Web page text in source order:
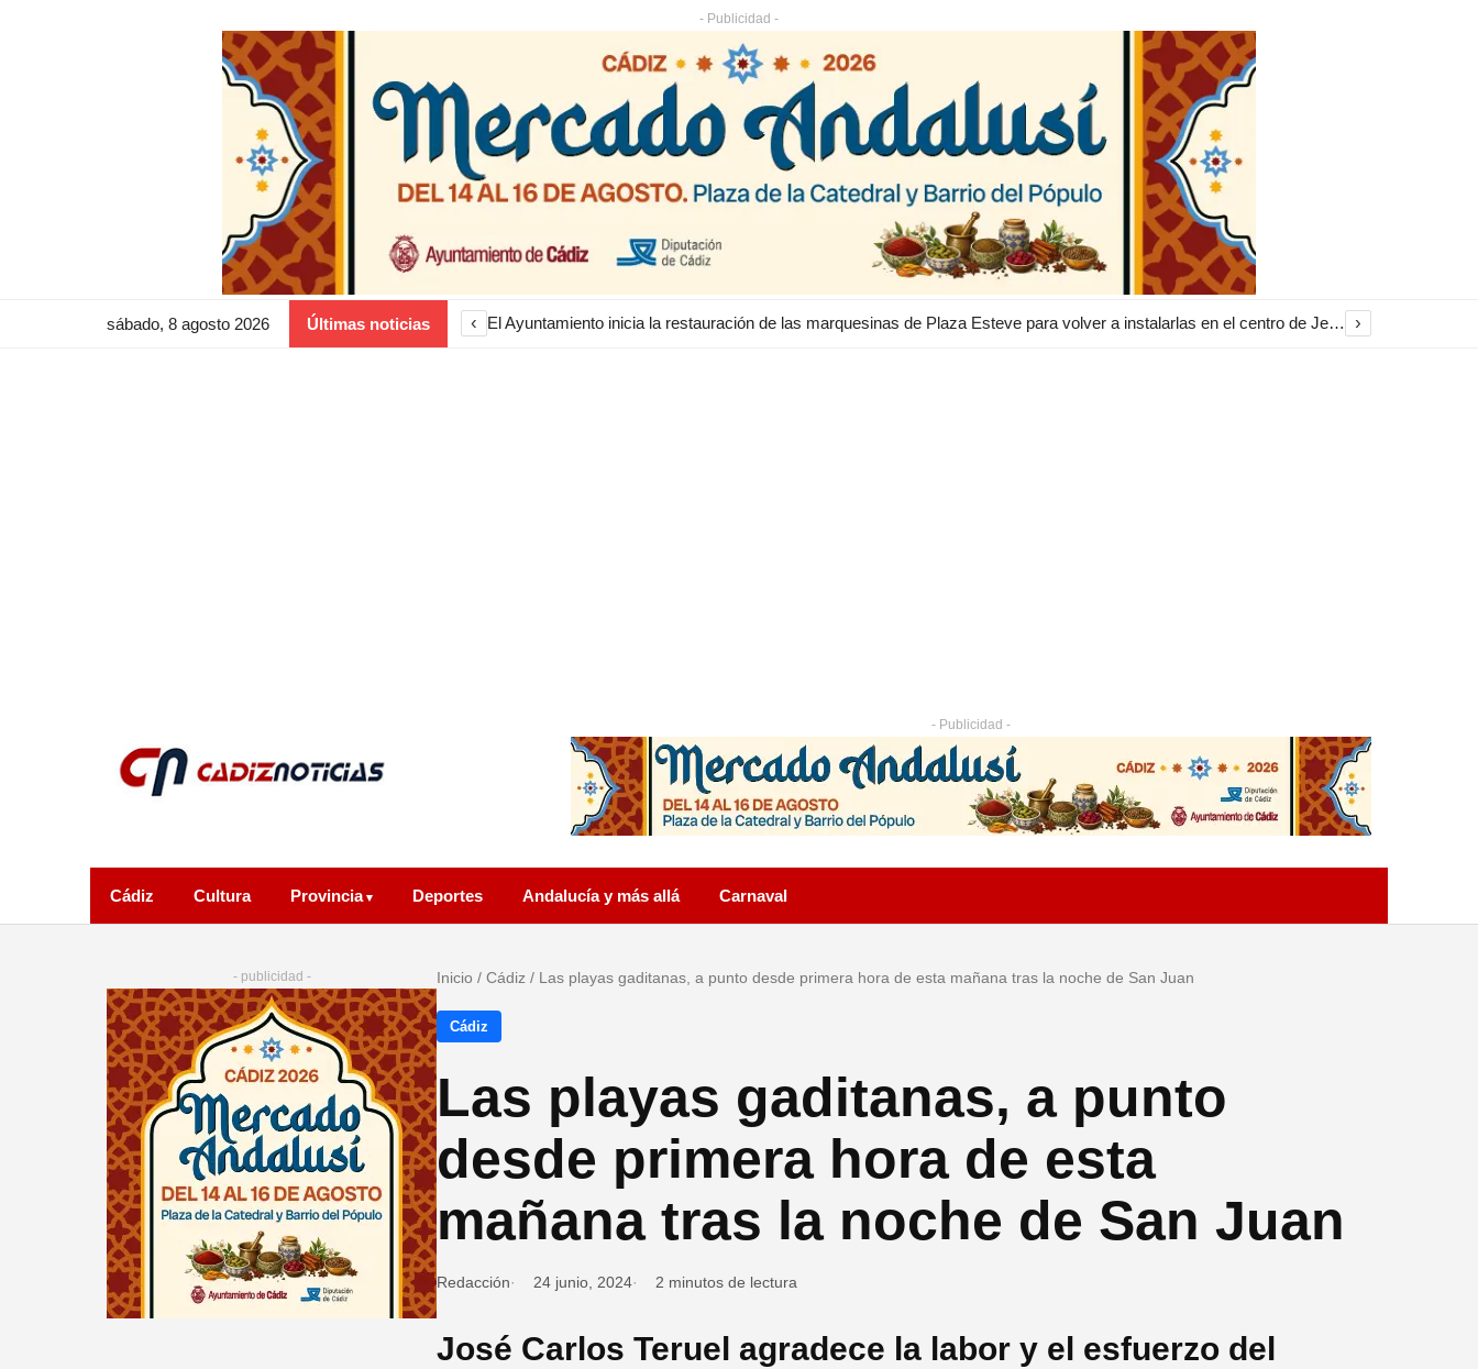
- Publicidad -
sábado, 8 agosto 2026 Últimas noticias ‹ El Ayuntamiento inicia la restauración de las marquesinas de Plaza Esteve para volver a instalarlas en el centro de Jerez ›
- Publicidad -
Cádiz Cultura Provincia Deportes Andalucía y más allá Carnaval
- publicidad - Inicio / Cádiz / Las playas gaditanas, a punto desde primera hora de esta mañana tras la noche de San Juan
Cádiz
Las playas gaditanas, a punto
desde primera hora de esta
mañana tras la noche de San Juan
Redacción 24 junio, 2024 2 minutos de lectura
José Carlos Teruel agradece la labor y el esfuerzo del